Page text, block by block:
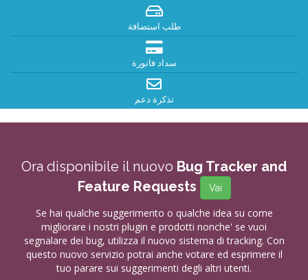
طلب استضافة
سداد فاتورة
تذكرة دعم
Ora disponibile il nuovo Bug Tracker and
Feature Requests
Vai
Se hai qualche suggerimento o qualche idea su come
migliorare i nostri plugin e prodotti nonche' se vuoi
segnalare dei bug, utilizza il nuovo sistema di tracking. Con
questo nuovo servizio potrai anche votare ed esprimere il
tuo parare sui suggerimenti degli altri utenti.